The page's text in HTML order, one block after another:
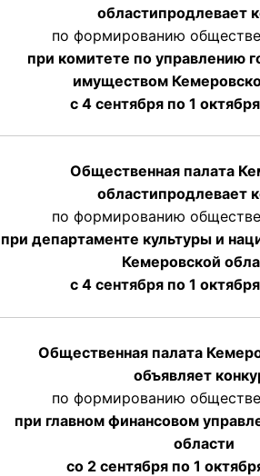
областипродлевает
по формированию
при комитете по управлению
имуществом
с 4 сентября по 1 октября
Общественная палата
областипродлевает
по формированию
при департаменте культуры и
Кемеровской
с 4 сентября по 1 октября
Общественная палата
объявляет
по формированию
при главном финансовом
области
со 2 сентября по 1